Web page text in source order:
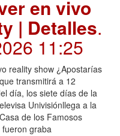
en vivo
| Detalles.
11:25
reality show ¿Apostarías
transmitirá a 12
día, los siete días de la
Univisiónllega a la
de los Famosos
graba